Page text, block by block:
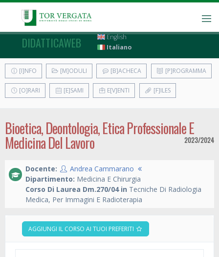
DIDATTICAWEB
English
Italiano
[I]NFO [M]ODULI [B]ACHECA [P]ROGRAMMA
[O]RARI [E]SAMI E[V]ENTI [F]ILES
Bioetica, Deontologia, Etica Professionale E
Medicina Del Lavoro 2023/2024
Docente:
Andrea Cammarano
Dipartimento: Medicina E Chirurgia
Corso Di Laurea Dm.270/04 in Tecniche Di Radiologia
Medica, Per Immagini E Radioterapia
AGGIUNGI IL CORSO AI TUOI PREFERITI